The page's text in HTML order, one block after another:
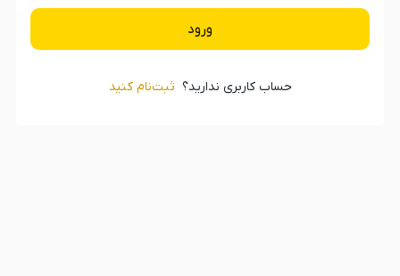
ورود
حساب کاربری ندارید؟ ثبت‌‌نام کنید